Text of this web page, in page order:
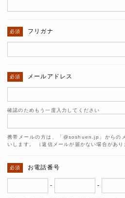
フリガナ
メールアドレス
確認のためもう一度入力してください
携帯メールの方は、「@soshuen.jp」からの
いします。 （返信メールが届かない場合があり
お電話番号
- -